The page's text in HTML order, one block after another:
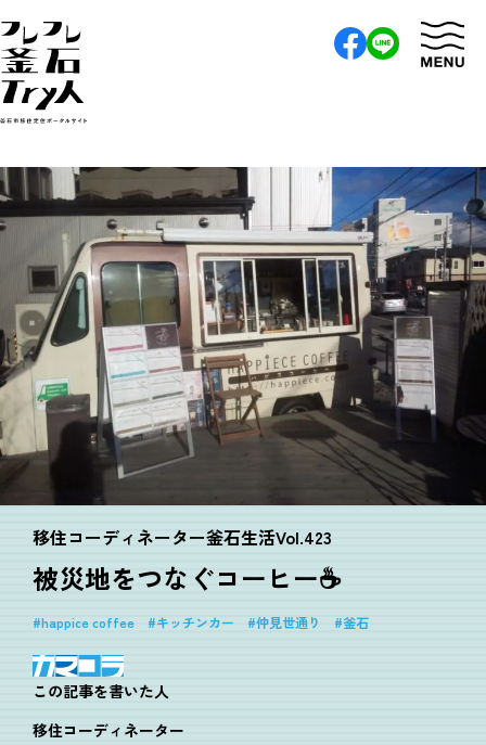
移住コーディネーター釜石生活Vol.423
被災地をつなぐコーヒー☕
happice coffee キッチンカー 仲見世通り 釜石
この記事を書いた人
移住コーディネーター